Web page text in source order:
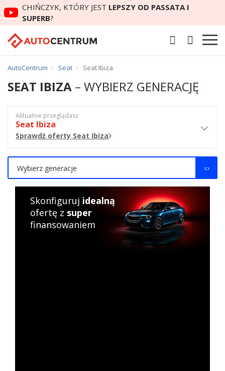
CHIŃCZYK, KTÓRY JEST LEPSZY OD PASSATA I
SUPERB?
AutoCentrum Seat Seat Ibiza
SEAT IBIZA – WYBIERZ GENERACJĘ
Aktualnie przeglądasz
Seat Ibiza
Sprawdź oferty Seat Ibiza
Wybierz generacje
Skonfiguruj idealną
ofertę z super
finansowaniem